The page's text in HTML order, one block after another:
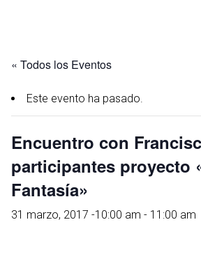
« Todos los Eventos
Este evento ha pasado.
Encuentro con
participantes proyecto
Fantasía»
31 marzo, 2017 -10:00 am - 11:00 am